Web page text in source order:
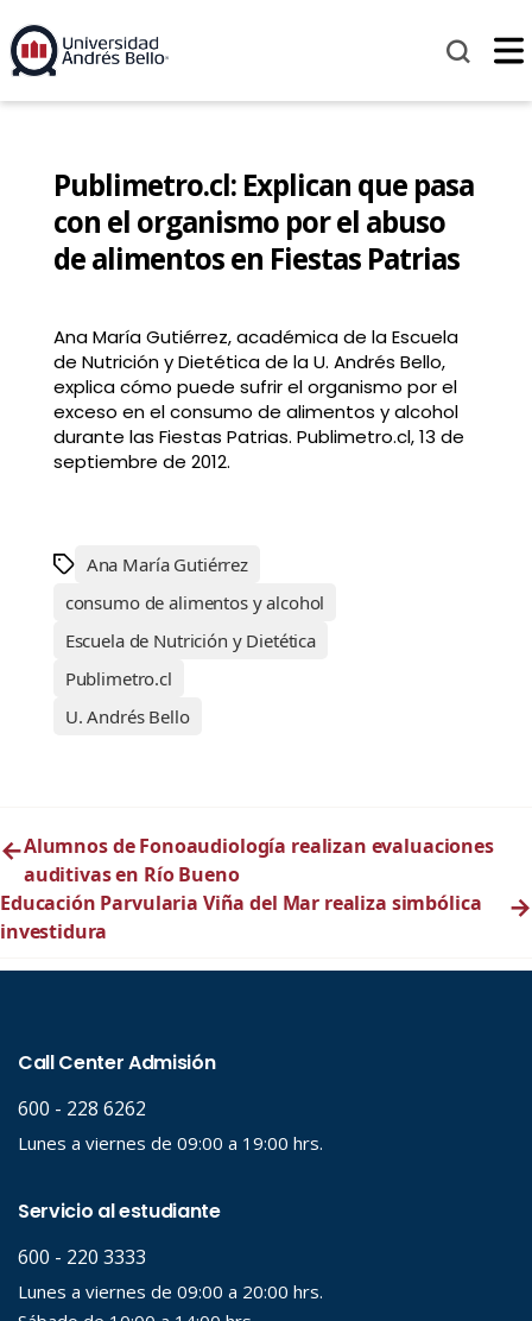
Publimetro.cl: Explican que pasa
con el organismo por el abuso
de alimentos en Fiestas Patrias
Ana María Gutiérrez, académica de la Escuela
de Nutrición y Dietética de la U. Andrés Bello,
explica cómo puede sufrir el organismo por el
exceso en el consumo de alimentos y alcohol
durante las Fiestas Patrias. Publimetro.cl, 13 de
septiembre de 2012.
Ana María Gutiérrez
consumo de alimentos y alcohol
Escuela de Nutrición y Dietética
Publimetro.cl
U. Andrés Bello
←Alumnos de Fonoaudiología realizan evaluaciones
auditivas en Río Bueno
Educación Parvularia Viña del Mar realiza simbólica
investidura
→